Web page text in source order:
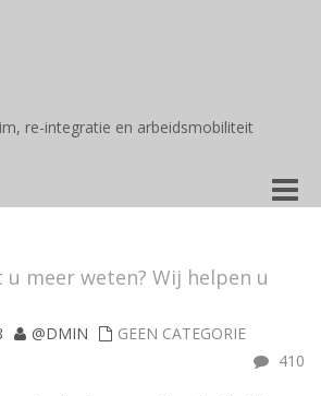
re-integratie en arbeidsmobiliteit
Toggle
meer weten? Wij helpen u
@DMIN
GEEN CATEGORIE
410